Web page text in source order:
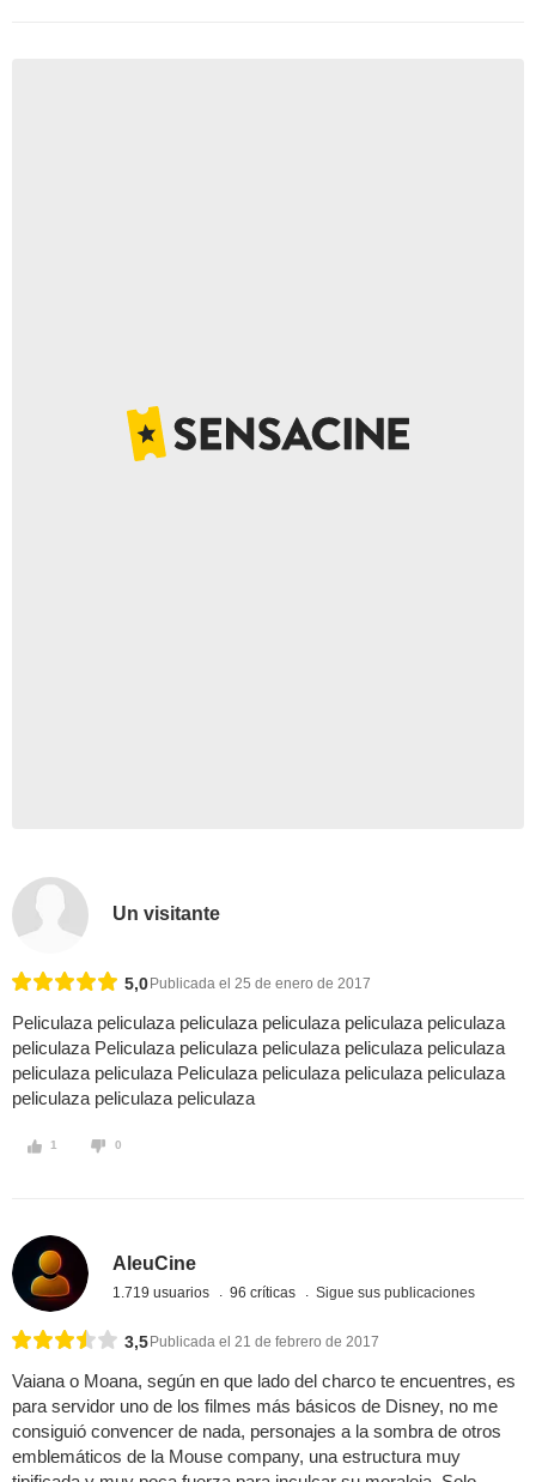
Un visitante
5,0 Publicada el 25 de enero de 2017
Peliculaza peliculaza peliculaza peliculaza peliculaza peliculaza
peliculaza Peliculaza peliculaza peliculaza peliculaza peliculaza
peliculaza peliculaza Peliculaza peliculaza peliculaza peliculaza
peliculaza peliculaza peliculaza
1 0
AleuCine
1.719 usuarios 96 críticas Sigue sus publicaciones
3,5 Publicada el 21 de febrero de 2017
Vaiana o Moana, según en que lado del charco te encuentres, es
para servidor uno de los filmes más básicos de Disney, no me
consiguió convencer de nada, personajes a la sombra de otros
emblemáticos de la Mouse company, una estructura muy